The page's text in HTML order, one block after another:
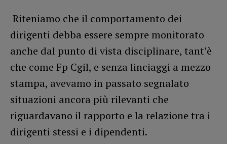
Riteniamo che il comportamento dei
dirigenti debba essere sempre monitorato
anche dal punto di vista disciplinare, tant’è
che come Fp Cgil, e senza linciaggi a mezzo
stampa, avevamo in passato segnalato
situazioni ancora più rilevanti che
riguardavano il rapporto e la relazione tra i
dirigenti stessi e i dipendenti.